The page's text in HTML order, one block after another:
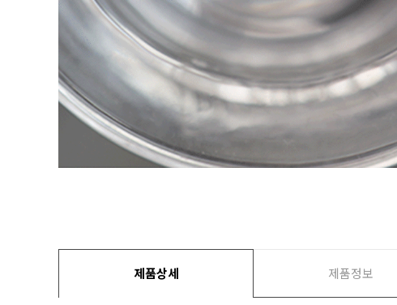
제품상세 제품정보